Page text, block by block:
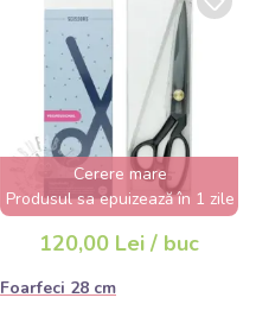
Cerere mare
Produsul sa epuizează în 1 zile
120,00 Lei / buc
Foarfeci 28 cm